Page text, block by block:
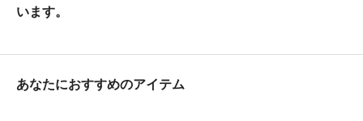
います。
あなたにおすすめのアイテム